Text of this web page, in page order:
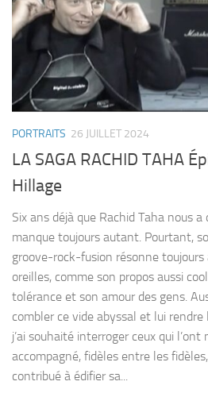
PORTRAITS 26 JUILLET 2024
LA SAGA RACHID TAHA
Hillage
Six ans déjà que Rachid Taha nous
manque toujours autant. Pourtant,
groove-rock-fusion résonne toujours
oreilles, comme son propos aussi
tolérance et son amour des gens.
combler ce vide abyssal et lui rendre
j’ai souhaité interroger ceux qui
accompagné, fidèles entre les
contribué à édifier sa...